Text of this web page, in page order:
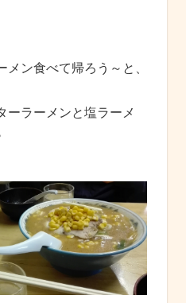
ン食べて帰ろう～と、
ーラーメンと塩ラーメ